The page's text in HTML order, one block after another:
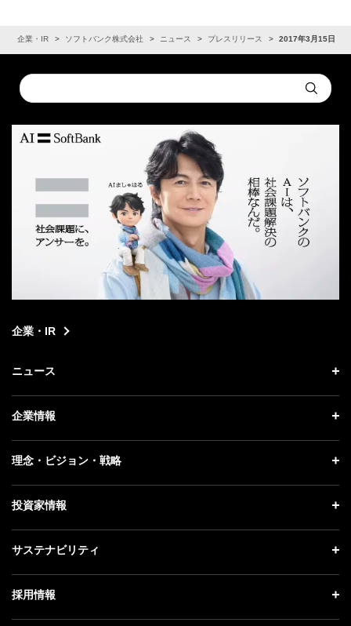
企業・IR ソフトバンク株式会社 ニュース プレスリリース 2017年3月15日
Conduct
a
Submit
企業・IR
ニュース
ニュース トップ
プレスリリース
更新情報
企業情報
企業情報 トップ
社長メッセージ
事業紹介
理念・ビジョン・戦略
理念・ビジョン・戦略 トップ
成長戦略「Activate AI for Society」
人材戦略
投資家情報
投資家情報 トップ
経営方針
サステナビリティ
サステナビリティ トップ
トップメッセージ
採用情報